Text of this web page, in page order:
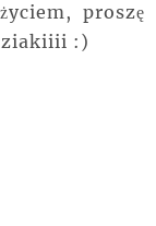
proszę
:)